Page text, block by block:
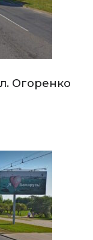
Огоренко